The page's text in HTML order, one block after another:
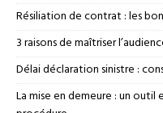
Résiliation de contrat : les
3 raisons de maîtriser
Délai déclaration sinistre :
La mise en demeure : un outil